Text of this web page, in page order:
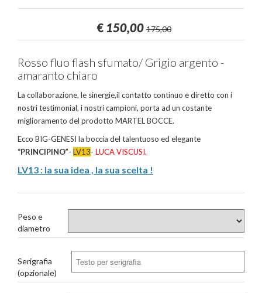
€ 150,00 175,00
Rosso fluo flash sfumato/ Grigio argento -
amaranto chiaro
La collaborazione, le sinergie,il contatto continuo e diretto con i
nostri testimonial, i nostri campioni, porta ad un costante
miglioramento del prodotto MARTEL BOCCE.
Ecco BIG-GENESI la boccia del talentuoso ed elegante
“PRINCIPINO”- LV13- LUCA VISCUSI.
LV13 : la sua idea , la sua scelta !
Peso e
diametro
Serigrafia
(opzionale)